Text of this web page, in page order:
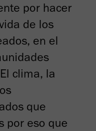
por hacer
de los
en el
clima, la
que
por eso que